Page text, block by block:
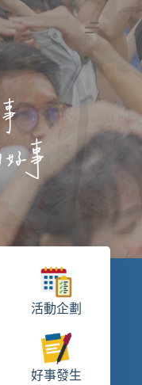
活動企劃
好事發生